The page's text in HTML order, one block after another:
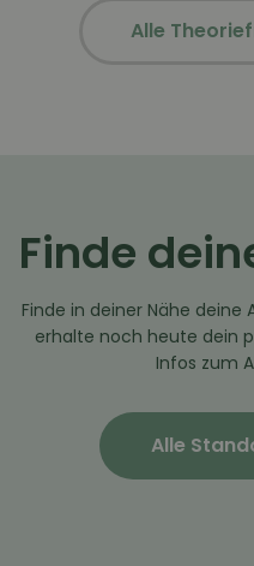
Alle
Finde
Finde in deiner Nähe deine
erhalte noch heute dein
Infos zum
Alle